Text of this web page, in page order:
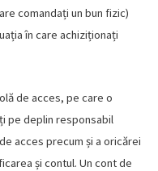
comandați un bun fizic)
în care achiziționați
de acces, pe care o
pe deplin responsabil
acces precum și a oricărei
și contul. Un cont de